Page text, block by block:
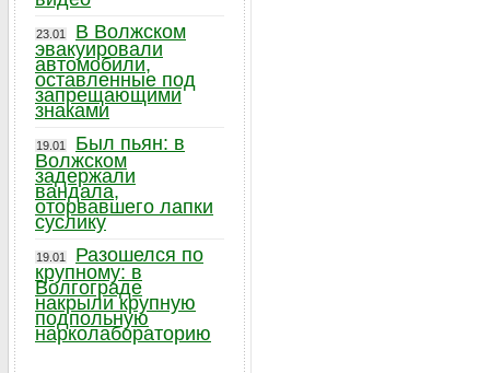
23.01
В Волжском
эвакуировали
автомобили,
оставленные под
запрещающими
знаками
19.01
Был пьян: в
Волжском
задержали
вандала,
оторвавшего лапки
суслику
19.01
Разошелся по
крупному: в
Волгограде
накрыли крупную
подпольную
нарколабораторию